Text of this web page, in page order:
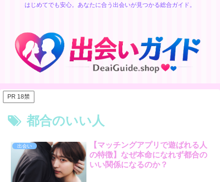
はじめてでも安心。あなたに合う出会いが見つかる総合ガイド。
PR 18禁
都合のいい人
出会い
【マッチングアプリで遊ばれる人
の特徴】なぜ本命になれず都合の
いい関係になるのか？